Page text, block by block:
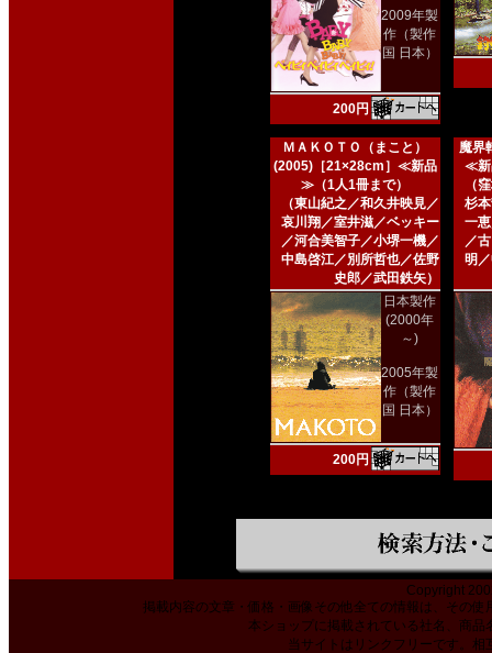
2009年製
作（製作
国 日本）
200円
ＭＡＫＯＴＯ（まこと）
(2005)［21×28cm］≪新品
≫（1人1冊まで）
（東山紀之／和久井映見／
哀川翔／室井滋／ベッキー
／河合美智子／小堺一機／
中島啓江／別所哲也／佐野
史郎／武田鉄矢）
日本製作
(2000年
～)
2005年製
作（製作
国 日本）
200円
魔界
≪新
（
杉
一
／
明
Copyright
掲載内容の文章・価格・画像その他全ての情報は、その
本ショップに掲載されている社名、商
当サイトはリンクフリーです。相